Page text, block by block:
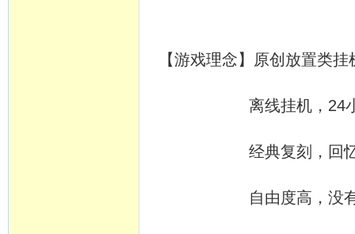
【游戏理念】原创放置类
离线挂机，24小时开
经典复刻，回忆当年
自由度高，没有定时